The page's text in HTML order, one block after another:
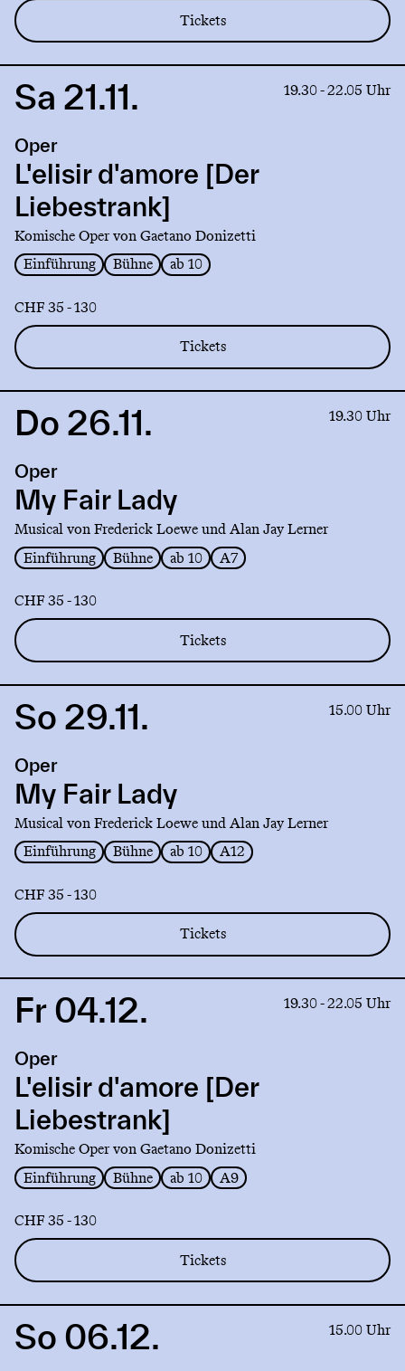
Tickets
Link
L'elisir
d'amore
[Der
Liebestrank]
Sa 21.11. 19.30 - 22.05 Uhr
Oper
L'elisir d'amore [Der
Liebestrank]
Komische Oper von Gaetano Donizetti
Einführung
Bühne ab 10
CHF 35 - 130
Tickets
Link
My
Fair
Lady
Do 26.11. 19.30 Uhr
Oper
My Fair Lady
Musical von Frederick Loewe und Alan Jay Lerner
Einführung
Bühne ab 10 A7
CHF 35 - 130
Tickets
Link
My
Fair
Lady
So 29.11. 15.00 Uhr
Oper
My Fair Lady
Musical von Frederick Loewe und Alan Jay Lerner
Einführung
Bühne ab 10 A12
CHF 35 - 130
Tickets
Link
L'elisir
d'amore
[Der
Liebestrank]
Fr 04.12. 19.30 - 22.05 Uhr
Oper
L'elisir d'amore [Der
Liebestrank]
Komische Oper von Gaetano Donizetti
Einführung
Bühne ab 10 A9
CHF 35 - 130
Tickets
LinkSo 06.12. 15.00 Uhr